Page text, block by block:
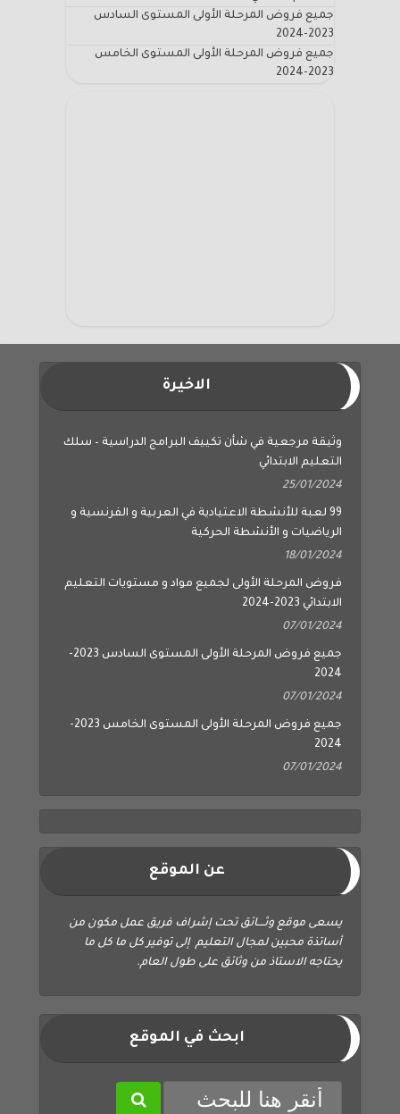
جميع فروض المرحلة الأولى المستوى السادس
2023-2024
جميع فروض المرحلة الأولى المستوى الخامس
2023-2024
الاخيرة
وثيقة مرجعية في شأن تكييف البرامج الدراسية – سلك
التعليم الابتدائي
25/01/2024
99 لعبة للأنشطة الاعتيادية في العربية و الفرنسية و
الرياضيات و الأنشطة الحركية
18/01/2024
فروض المرحلة الأولى لجميع مواد و مستويات التعليم
الابتدائي 2023-2024
07/01/2024
جميع فروض المرحلة الأولى المستوى السادس 2023-
2024
07/01/2024
جميع فروض المرحلة الأولى المستوى الخامس 2023-
2024
07/01/2024
عن الموقع
يسعى موقع وثــــائق تحت إشراف فريق عمل مكون من
أساتذة محبين لمجال التعليم إلى توفير كل ما كل ما
يحتاجه الاستاذ من وثائق على طول العام.
ابحث في الموقع